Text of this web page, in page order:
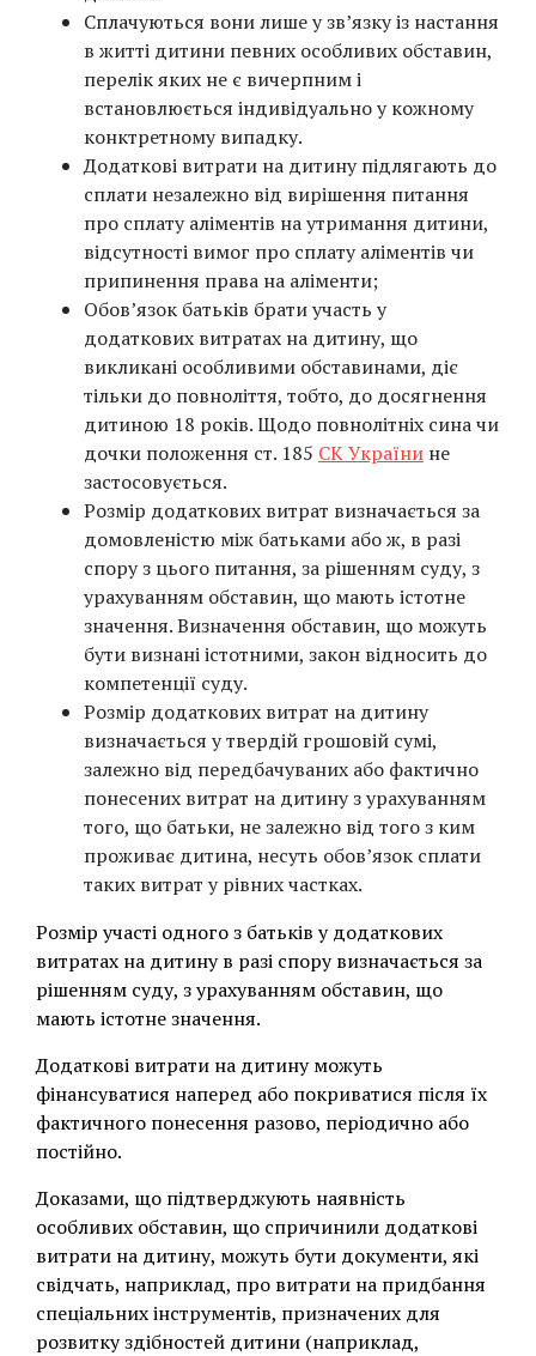
Сплачуються вони лише у зв’язку із настання
в житті дитини певних особливих обставин,
перелік яких не є вичерпним і
встановлюється індивідуально у кожному
конктретному випадку.
Додаткові витрати на дитину підлягають до
сплати незалежно від вирішення питання
про сплату аліментів на утримання дитини,
відсутності вимог про сплату аліментів чи
припинення права на аліменти;
Обов’язок батьків брати участь у
додаткових витратах на дитину, що
викликані особливими обставинами, діє
тільки до повноліття, тобто, до досягнення
дитиною 18 років. Щодо повнолітніх сина чи
дочки положення ст. 185 СК України не
застосовується.
Розмір додаткових витрат визначається за
домовленістю між батьками або ж, в разі
спору з цього питання, за рішенням суду, з
урахуванням обставин, що мають істотне
значення. Визначення обставин, що можуть
бути визнані істотними, закон відносить до
компетенції суду.
Розмір додаткових витрат на дитину
визначається у твердій грошовій сумі,
залежно від передбачуваних або фактично
понесених витрат на дитину з урахуванням
того, що батьки, не залежно від того з ким
проживає дитина, несуть обов’язок сплати
таких витрат у рівних частках.
Розмір участі одного з батьків у додаткових
витратах на дитину в разі спору визначається за
рішенням суду, з урахуванням обставин, що
мають істотне значення.
Додаткові витрати на дитину можуть
фінансуватися наперед або покриватися після їх
фактичного понесення разово, періодично або
постійно.
Доказами, що підтверджують наявність
особливих обставин, що спричинили додаткові
витрати на дитину, можуть бути документи, які
свідчать, наприклад, про витрати на придбання
спеціальних інструментів, призначених для
розвитку здібностей дитини (наприклад,